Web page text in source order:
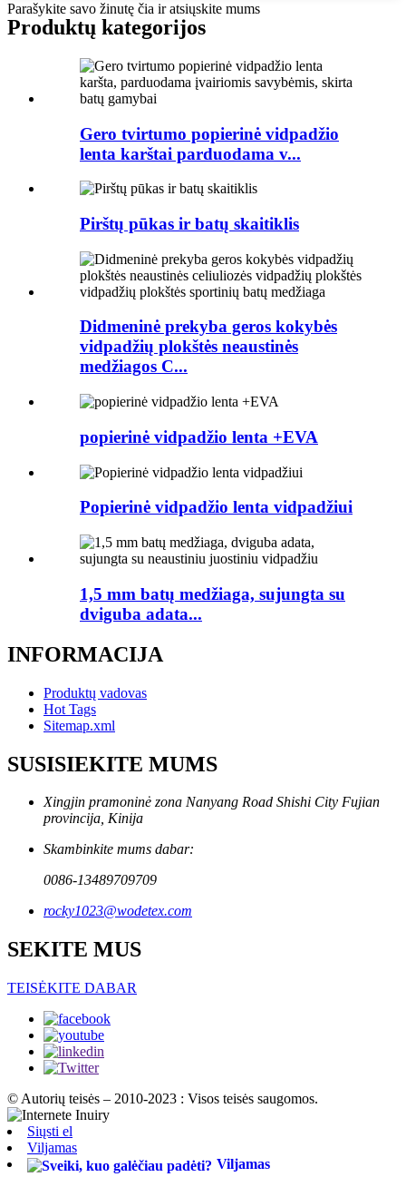
Parašykite savo žinutę čia ir atsiųskite mums
Produktų kategorijos
Gero tvirtumo popierinė vidpadžio
lenta karštai parduodama v...
Pirštų pūkas ir batų skaitiklis
Didmeninė prekyba geros kokybės
vidpadžių plokštės neaustinės
medžiagos C...
popierinė vidpadžio lenta +EVA
Popierinė vidpadžio lenta vidpadžiui
1,5 mm batų medžiaga, sujungta su
dviguba adata...
INFORMACIJA
Produktų vadovas
Hot Tags
Sitemap.xml
SUSISIEKITE MUMS
Xingjin pramoninė zona Nanyang Road Shishi City Fujian
provincija, Kinija
Skambinkite mums dabar:
0086-13489709709
rocky1023@wodetex.com
SEKITE MUS
TEISĖKITE DABAR
© Autorių teisės – 2010-2023 : Visos teisės saugomos.
Siųsti el
Viljamas
Viljamas